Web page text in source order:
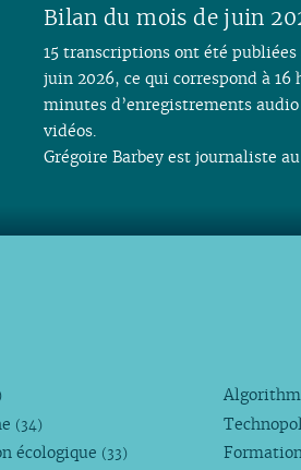
Bilan du mois de juin
15 transcriptions ont été publiées
juin 2026, ce qui correspond à 16
minutes d’enregistrements audio
vidéos.
Grégoire Barbey est journaliste
(34)
écologique (33)